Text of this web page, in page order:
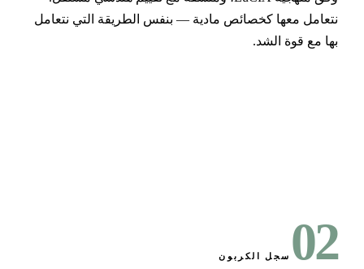
معها كخصائص مادية — بنفس الطريقة التي نتعامل
مع قوة الشد.
سجل الكربون